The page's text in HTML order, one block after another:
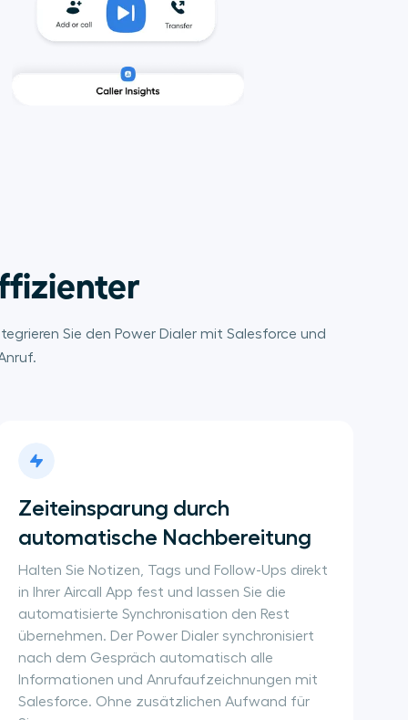
Sie den Power Dialer mit Salesforce und
Zeiteinsparung durch
automatische Nachbereitung
Halten Sie Notizen, Tags und Follow-Ups direkt
in Ihrer Aircall App fest und lassen Sie die
automatisierte Synchronisation den Rest
übernehmen. Der Power Dialer synchronisiert
nach dem Gespräch automatisch alle
Informationen und Anrufaufzeichnungen mit
Salesforce. Ohne zusätzlichen Aufwand für